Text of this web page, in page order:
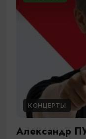
КОНЦЕРТЫ
Александр